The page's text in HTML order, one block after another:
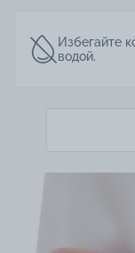
Избегайте
водой.